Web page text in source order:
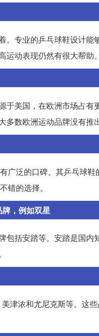
。专业的乒乓球鞋设计
动表现仍然有很大帮助。
于美国，在欧洲市场占
数欧洲运动品牌没有推
广泛的口碑。其乒乓球
错的选择。
，例如双星
包括安踏等。安踏是国
津浓和尤尼克斯等。这